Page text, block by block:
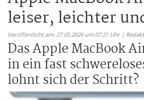
leiser, leichter
Veröffentlicht am: 27.05.2026 um 07:21 Uhr |
Das Apple MacBook
in ein fast
lohnt sich der Schritt?